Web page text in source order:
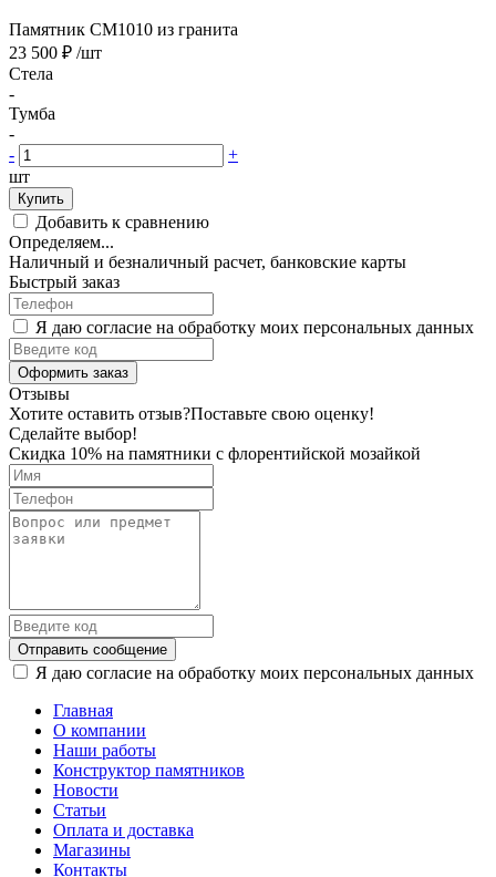
Памятник CM1010 из гранита
23 500 ₽ /шт
Стела
-
Тумба
-
-
+
шт
Купить
Добавить к сравнению
Определяем...
Наличный и безналичный расчет, банковские карты
Быстрый заказ
Я даю согласие на обработку моих персональных данных
Оформить заказ
Отзывы
Хотите оставить отзыв?Поставьте свою оценку!
Сделайте выбор!
Скидка 10% на памятники с флорентийской мозайкой
Отправить сообщение
Я даю согласие на обработку моих персональных данных
Главная
О компании
Наши работы
Конструктор памятников
Новости
Статьи
Оплата и доставка
Магазины
Контакты